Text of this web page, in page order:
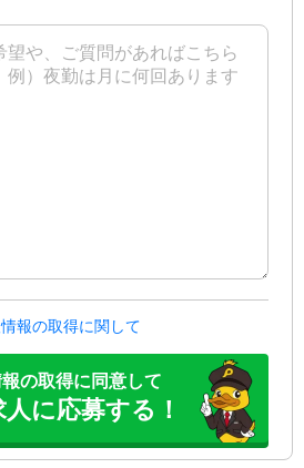
報の取得に関して
の取得に同意して
に応募する！